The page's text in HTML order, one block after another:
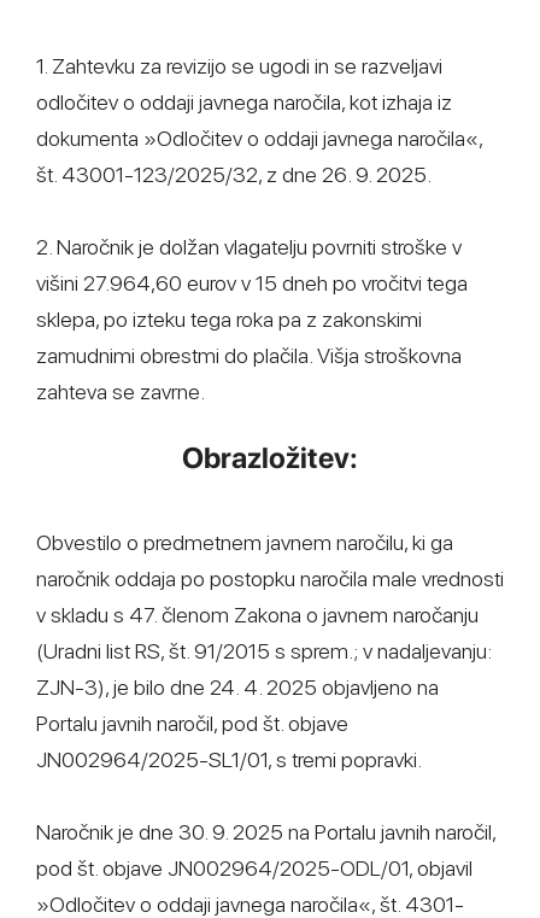
1. Zahtevku za revizijo se ugodi in se razveljavi
odločitev o oddaji javnega naročila, kot izhaja iz
dokumenta »Odločitev o oddaji javnega naročila«,
št. 43001-123/2025/32, z dne 26. 9. 2025.
2. Naročnik je dolžan vlagatelju povrniti stroške v
višini 27.964,60 eurov v 15 dneh po vročitvi tega
sklepa, po izteku tega roka pa z zakonskimi
zamudnimi obrestmi do plačila. Višja stroškovna
zahteva se zavrne.
Obrazložitev:
Obvestilo o predmetnem javnem naročilu, ki ga
naročnik oddaja po postopku naročila male vrednosti
v skladu s 47. členom Zakona o javnem naročanju
(Uradni list RS, št. 91/2015 s sprem.; v nadaljevanju:
ZJN-3), je bilo dne 24. 4. 2025 objavljeno na
Portalu javnih naročil, pod št. objave
JN002964/2025-SL1/01, s tremi popravki.
Naročnik je dne 30. 9. 2025 na Portalu javnih naročil,
pod št. objave JN002964/2025-ODL/01, objavil
»Odločitev o oddaji javnega naročila«, št. 4301-